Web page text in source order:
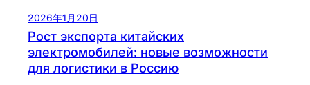
2026年1月20日
Рост экспорта китайских
электромобилей: новые возможности
для логистики в Россию